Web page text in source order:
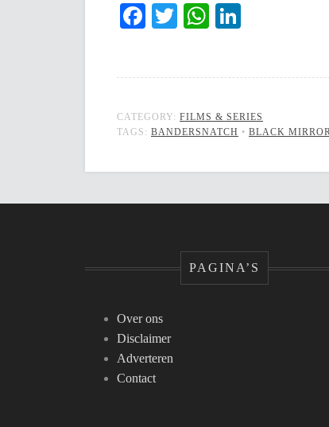
Facebook
TwitterWhatsApp
CATEGORY: FILMS & SERIES
TAGS: BANDERSNATCH • BLACK MIRROR
PAGINA’S
Over ons
Disclaimer
Adverteren
Contact